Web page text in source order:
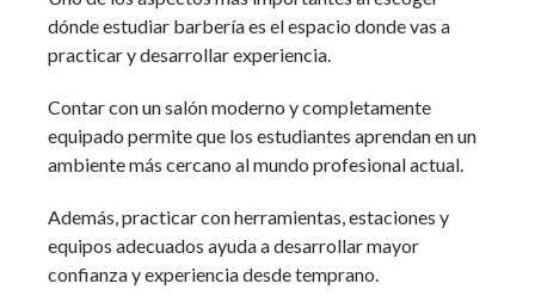
dónde estudiar barbería es el espacio donde vas a
practicar y desarrollar experiencia.
Contar con un salón moderno y completamente
equipado permite que los estudiantes aprendan en un
ambiente más cercano al mundo profesional actual.
Además, practicar con herramientas, estaciones y
equipos adecuados ayuda a desarrollar mayor
confianza y experiencia desde temprano.